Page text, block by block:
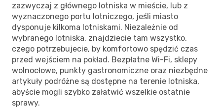
zazwyczaj z głównego lotniska w mieście, lub z
wyznaczonego portu lotniczego, jeśli miasto
dysponuje kilkoma lotniskami. Niezależnie od
wybranego lotniska, znajdziecie tam wszystko,
czego potrzebujecie, by komfortowo spędzić czas
przed wejściem na pokład. Bezpłatne Wi-Fi, sklepy
wolnocłowe, punkty gastronomiczne oraz niezbędne
artykuły podróżne są dostępne na terenie lotniska,
abyście mogli szybko załatwić wszelkie ostatnie
sprawy.